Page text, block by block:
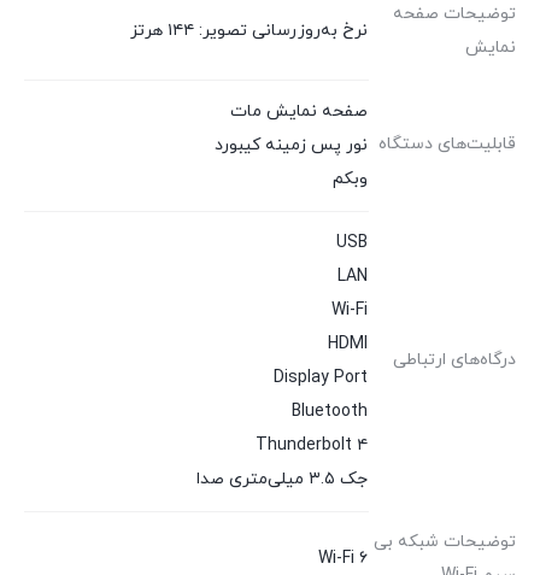
توضیحات صفحه
نمایش
نرخ به‌روزرسانی تصویر: ۱۴۴ هرتز
قابلیت‌های دستگاه
صفحه نمایش مات
نور پس زمینه کیبورد
وبکم
درگاه‌های ارتباطی
USB
LAN
Wi-Fi
HDMI
Display Port
Bluetooth
Thunderbolt ۴
جک ۳.۵ میلی‌متری صدا
توضیحات شبکه بی
Wi-Fi ۶